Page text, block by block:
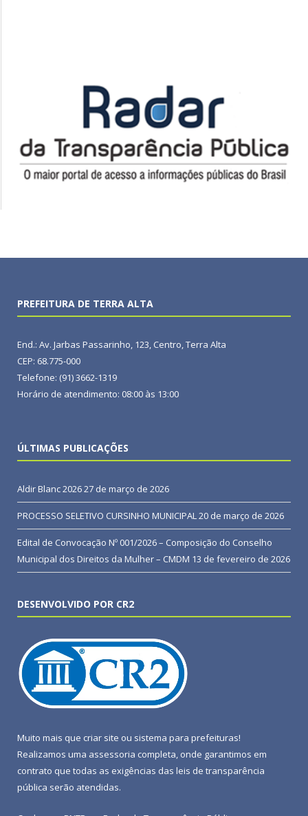
PREFEITURA DE TERRA ALTA
End.: Av. Jarbas Passarinho, 123, Centro, Terra Alta
CEP: 68.775-000
Telefone: (91) 3662-1319
Horário de atendimento: 08:00 às 13:00
ÚLTIMAS PUBLICAÇÕES
Aldir Blanc 202627 de março de 2026
PROCESSO SELETIVO CURSINHO MUNICIPAL20 de março de 2026
Edital de Convocação Nº 001/2026 – Composição do Conselho
Municipal dos Direitos da Mulher – CMDM 13 de fevereiro de 2026
DESENVOLVIDO POR CR2
Muito mais que criar site ou sistema para prefeituras!
Realizamos uma assessoria completa, onde garantimos em
contrato que todas as exigências das leis de transparência
pública serão atendidas.